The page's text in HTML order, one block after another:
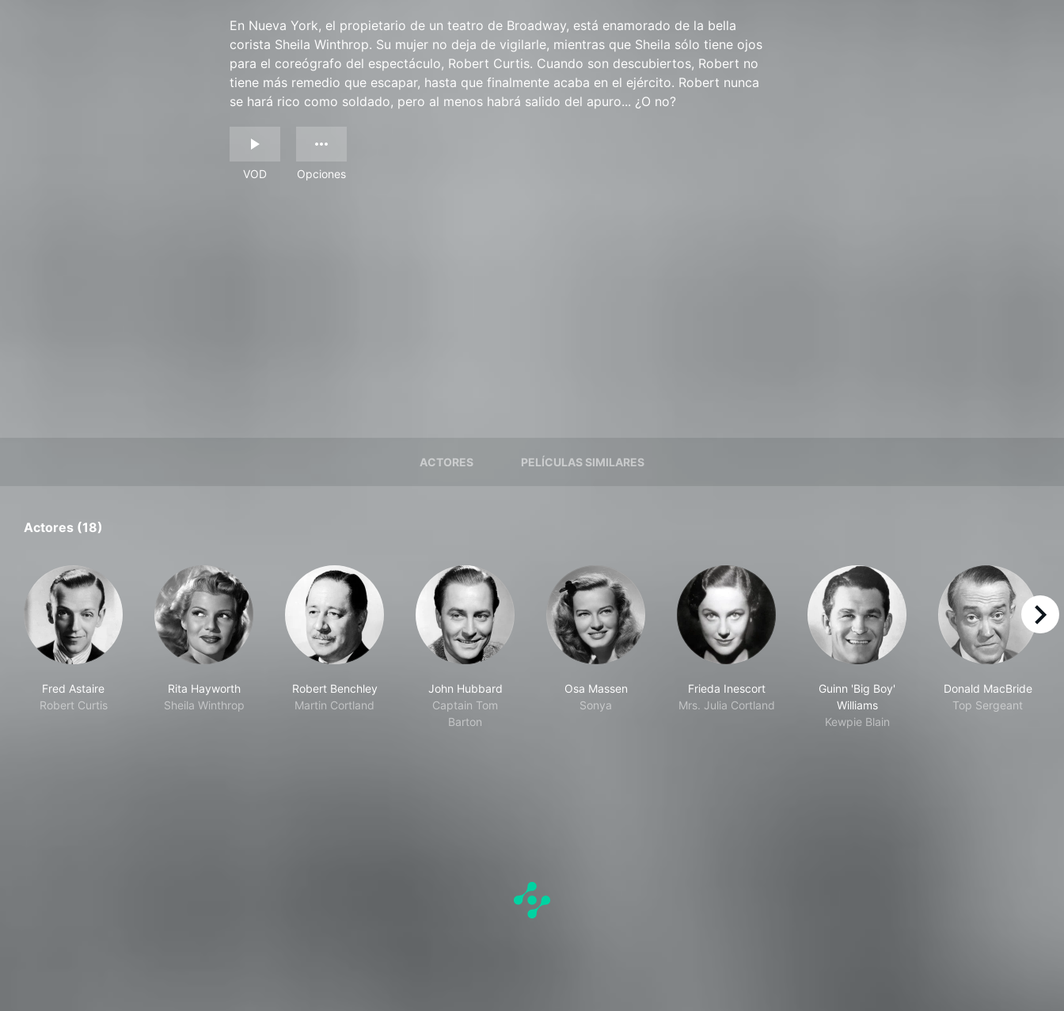
En Nueva York, el propietario de un teatro de Broadway, está enamorado de la bella
corista Sheila Winthrop. Su mujer no deja de vigilarle, mientras que Sheila sólo tiene ojos
para el coreógrafo del espectáculo, Robert Curtis. Cuando son descubiertos, Robert no
tiene más remedio que escapar, hasta que finalmente acaba en el ejército. Robert nunca
se hará rico como soldado, pero al menos habrá salido del apuro... ¿O no?
VOD Opciones
ACTORES PELÍCULAS SIMILARES
Actores (18)
Fred Astaire
Robert Curtis
Rita Hayworth
Sheila Winthrop
Robert Benchley
Martin Cortland
John Hubbard
Captain Tom
Barton
Osa Massen
Sonya
Frieda Inescort
Mrs. Julia Cortland
Guinn 'Big Boy'
Williams
Kewpie Blain
Donald MacBride
Top Sergeant
right